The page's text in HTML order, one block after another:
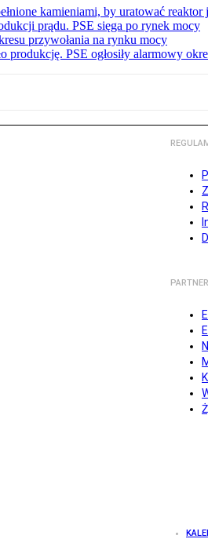
kamieniami, by uratować reaktor
prądu. PSE sięga po rynek mocy
przywołania na rynku mocy
PSE ogłosiły alarmowy